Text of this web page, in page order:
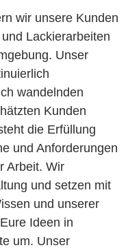
wir unsere Kunden
Lackierarbeiten
. Unser
wandelnden
Kunden
die Erfüllung
und Anforderungen
Arbeit. Wir
und setzen mit
und unserer
Ideen in
um. Unser